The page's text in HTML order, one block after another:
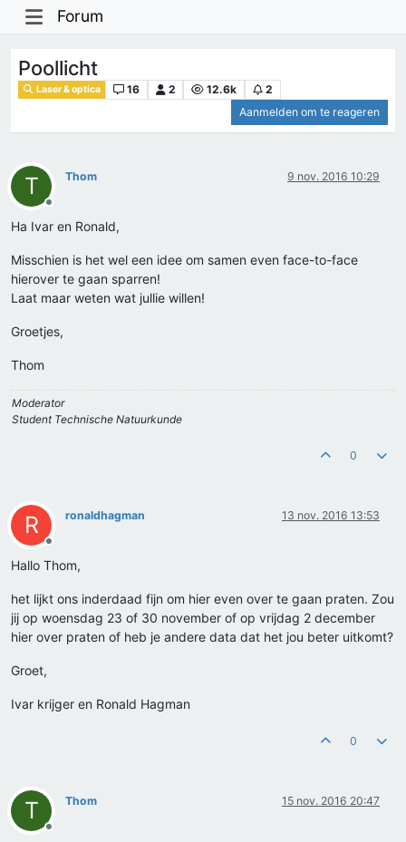
Forum
Poollicht
Laser & optica 16 2 12.6k
2
Aanmelden om te reageren
T
Offline
Thom 9 nov. 2016 10:29
Ha Ivar en Ronald,
Misschien is het wel een idee om samen even face-to-face
hierover te gaan sparren!
Laat maar weten wat jullie willen!
Groetjes,
Thom
Moderator
Student Technische Natuurkunde
0
R
Offline
ronaldhagman 13 nov. 2016 13:53
Hallo Thom,
het lijkt ons inderdaad fijn om hier even over te gaan praten. Zou
jij op woensdag 23 of 30 november of op vrijdag 2 december
hier over praten of heb je andere data dat het jou beter uitkomt?
Groet,
Ivar krijger en Ronald Hagman
0
T
Offline
Thom 15 nov. 2016 20:47